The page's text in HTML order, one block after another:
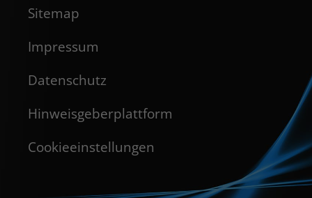
Sitemap
Impressum
Datenschutz
Hinweisgeberplattform
Cookieeinstellungen